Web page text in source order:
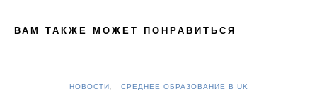
ВАМ ТАКЖЕ МОЖЕТ ПОНРАВИТЬСЯ
НОВОСТИ СРЕДНЕЕ ОБРАЗОВАНИЕ В UK